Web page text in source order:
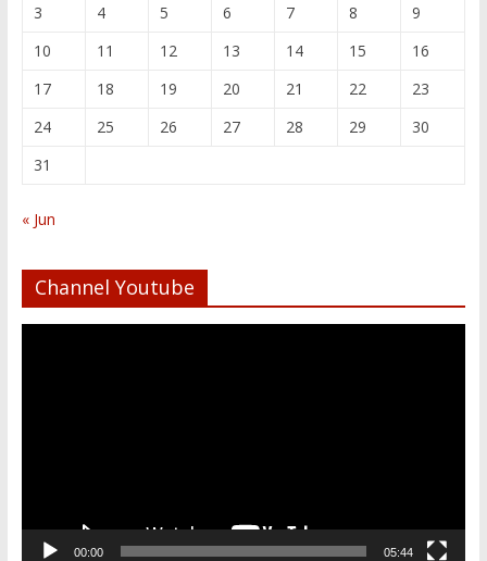
3
4 5 6 7 8
9
10
11 12 13 14 15
16
17
18 19 20 21 22
23
24
25 26 27 28 29
30
31
« Jun
Channel Youtube
00:00 05:44